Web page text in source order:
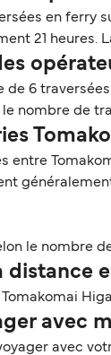
en ferry
21 heures.
de 6
nombre de
entre
le nombre
distance
avec
avec